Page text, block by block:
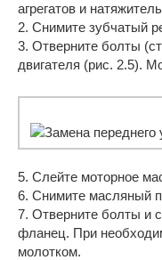
агрегатов и
2. Снимите зубчатый
3. Отверните болты
двигателя (рис. 2.5).
5. Слейте моторное
6. Снимите масляный
7. Отверните болты и
фланец. При
молотком.